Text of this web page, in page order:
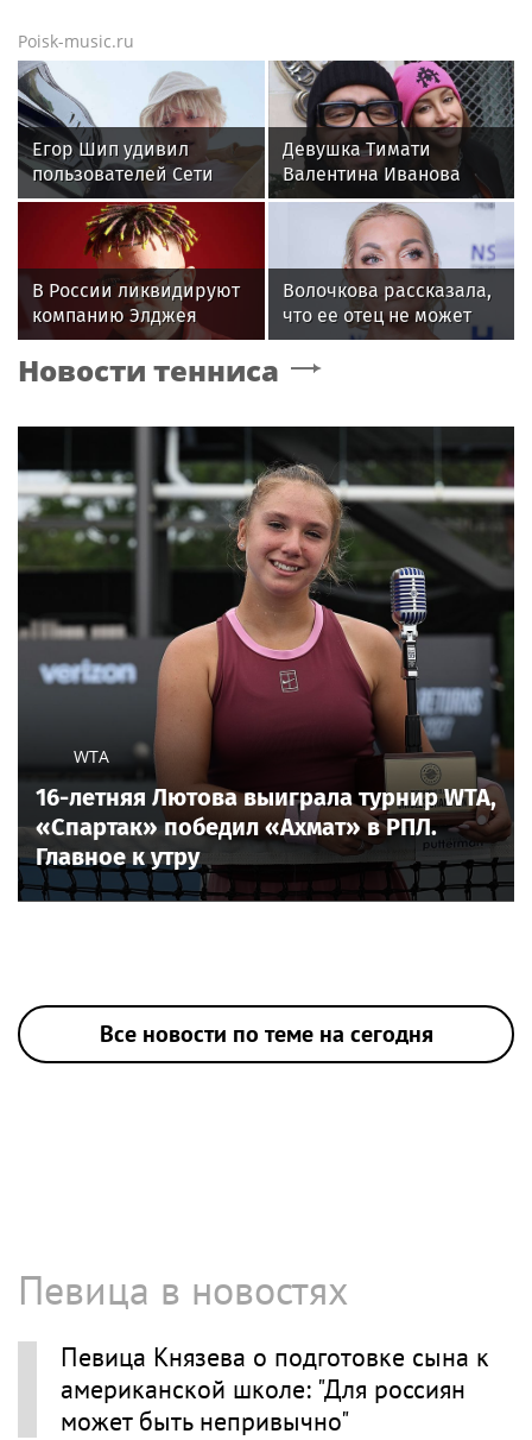
Poisk-music.ru
Егор Шип удивил
пользователей Сети
кардинальной сменой
своего имиджа
Девушка Тимати
Валентина Иванова
снялась с годовалой
дочерью в парной
фотосессии
В России ликвидируют
компанию Элджея
Волочкова рассказала,
что ее отец не может
восстановиться после
инсульта
Новости тенниса
WTA
16-летняя Лютова выиграла турнир WTA,
«Спартак» победил «Ахмат» в РПЛ.
Главное к утру
Все новости по теме на сегодня
Певица в новостях
Певица Князева о подготовке сына к
американской школе: "Для россиян
может быть непривычно"